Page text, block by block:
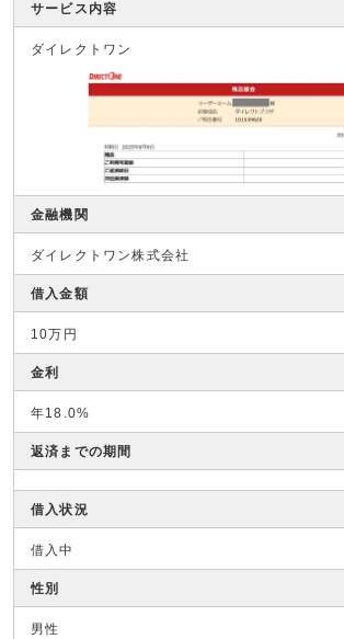
サービス内容
ダイレクトワン
金融機関
ダイレクトワン株式会社
借入金額
10万円
金利
年18.0%
返済までの期間
借入状況
借入中
性別
男性